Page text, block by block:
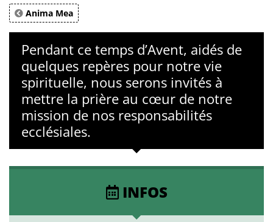
Anima Mea
Pendant ce temps d’Avent, aidés de
quelques repères pour notre vie
spirituelle, nous serons invités à
mettre la prière au cœur de notre
mission de nos responsabilités
ecclésiales.
INFOS